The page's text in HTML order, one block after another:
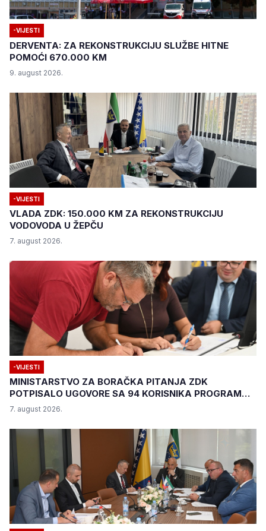
-VIJESTI
DERVENTA: ZA REKONSTRUKCIJU SLUŽBE HITNE
POMOĆI 670.000 KM
9. august 2026.
-VIJESTI
VLADA ZDK: 150.000 KM ZA REKONSTRUKCIJU
VODOVODA U ŽEPČU
7. august 2026.
-VIJESTI
MINISTARSTVO ZA BORAČKA PITANJA ZDK
POTPISALO UGOVORE SA 94 KORISNIKA PROGRAMA
"BIZNIS PLUS"
7. august 2026.